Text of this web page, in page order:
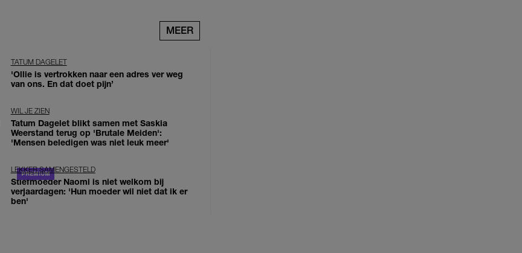
MEER
TATUM DAGELET
'Ollie is vertrokken naar een adres ver weg
van ons. En dat doet pijn’
WIL JE ZIEN
Tatum Dagelet blikt samen met Saskia
Weerstand terug op 'Brutale Meiden':
'Mensen beledigen was niet leuk meer'
LEKKER SAMENGESTELD
Stiefmoeder Naomi is niet welkom bij
verjaardagen: 'Hun moeder wil niet dat ik er
ben'